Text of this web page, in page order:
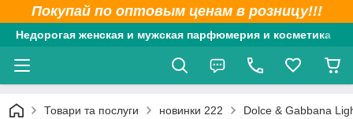
Покупай по оптовым ценам в розницу!!!
Недорогая женская и мужская парфюмерия и косметика
Товари та послуги новинки 222 Dolce & Gabbana